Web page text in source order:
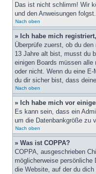
Das ist nicht schlimm! Wir
und den Anweisungen
Nach oben
» Ich habe mich
Überprüfe zuerst, ob du
13 Jahre alt bist, musst du
einigen Boards müssen alle
oder nicht. Wenn du eine
du dir sicher bist, dass
Nach oben
» Ich habe mich vor
Es kann sein, dass ein
um die Datenbankgröße zu
Nach oben
» Was ist COPPA?
COPPA, ausgeschrieben
möglicherweise
die Website, auf der du